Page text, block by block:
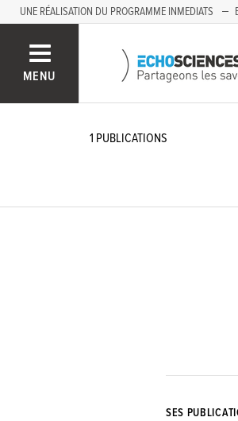
UNE RÉALISATION DU PROGRAMME INMEDIATS
MENU
1 PUBLICATIONS
SES